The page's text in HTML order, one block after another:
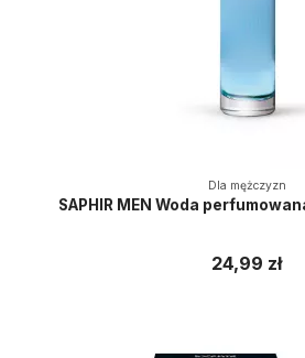
Dla mężczyzn
SAPHIR MEN Woda
24,99 zł